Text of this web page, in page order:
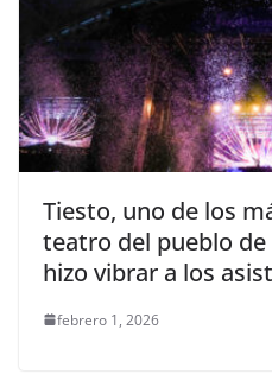
Tiesto, uno de los
teatro del pueblo de
hizo vibrar a los
febrero 1, 2026